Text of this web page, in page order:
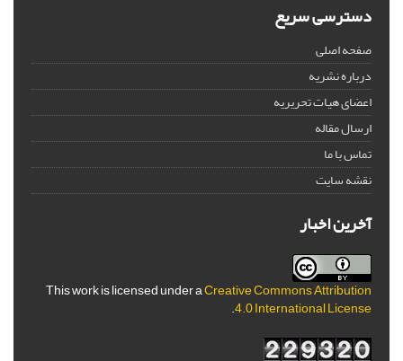
دسترسی سریع
صفحه اصلی
درباره نشریه
اعضای هیات تحریریه
ارسال مقاله
تماس با ما
نقشه سایت
آخرین اخبار
This work is licensed under aCreative Commons Attribution
4.0 International License
.